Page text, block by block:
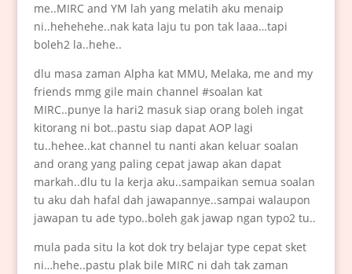
me..MIRC and YM lah yang melatih aku menaip
ni..hehehehe..nak kata laju tu pon tak laaa…tapi
boleh2 la..hehe..
dlu masa zaman Alpha kat MMU, Melaka, me and my
friends mmg gile main channel #soalan kat
MIRC..punye la hari2 masuk siap orang boleh ingat
kitorang ni bot..pastu siap dapat AOP lagi
tu..hehee..kat channel tu nanti akan keluar soalan
and orang yang paling cepat jawap akan dapat
markah..dlu tu la kerja aku..sampaikan semua soalan
tu aku dah hafal dah jawapannye..sampai walaupon
jawapan tu ade typo..boleh gak jawap ngan typo2 tu..
mula pada situ la kot dok try belajar type cepat sket
ni…hehe..pastu plak bile MIRC ni dah tak zaman